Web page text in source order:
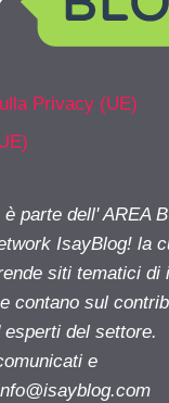
Privacy (UE)
parte dell' AREA
IsayBlog! la
siti tematici di
contano sul
del settore.
e